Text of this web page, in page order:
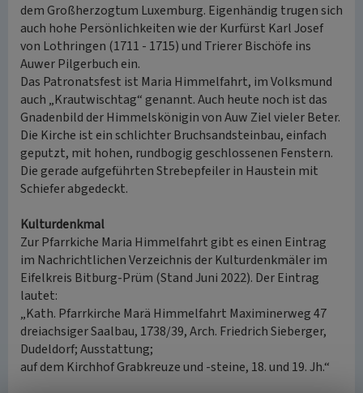
dem Großherzogtum Luxemburg. Eigenhändig trugen sich
auch hohe Persönlichkeiten wie der Kurfürst Karl Josef
von Lothringen (1711 - 1715) und Trierer Bischöfe ins
Auwer Pilgerbuch ein.
Das Patronatsfest ist Maria Himmelfahrt, im Volksmund
auch „Krautwischtag“ genannt. Auch heute noch ist das
Gnadenbild der Himmelskönigin von Auw Ziel vieler Beter.
Die Kirche ist ein schlichter Bruchsandsteinbau, einfach
geputzt, mit hohen, rundbogig geschlossenen Fenstern.
Die gerade aufgeführten Strebepfeiler in Haustein mit
Schiefer abgedeckt.
Kulturdenkmal
Zur Pfarrkiche Maria Himmelfahrt gibt es einen Eintrag
im Nachrichtlichen Verzeichnis der Kulturdenkmäler im
Eifelkreis Bitburg-Prüm (Stand Juni 2022). Der Eintrag
lautet:
„Kath. Pfarrkirche Marä Himmelfahrt Maximinerweg 47
dreiachsiger Saalbau, 1738/39, Arch. Friedrich Sieberger,
Dudeldorf; Ausstattung;
auf dem Kirchhof Grabkreuze und -steine, 18. und 19. Jh.“